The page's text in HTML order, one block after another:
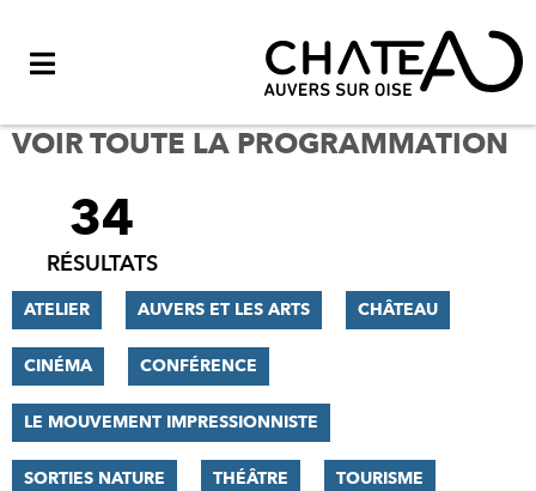
VOIR TOUTE LA PROGRAMMATION
FILTRER
RÉSULTATS
34
RÉSULTATS
ATELIER AUVERS ET LES ARTS CHÂTEAU
CINÉMA CONFÉRENCE
LE MOUVEMENT IMPRESSIONNISTE
SORTIES NATURE THÉÂTRE TOURISME